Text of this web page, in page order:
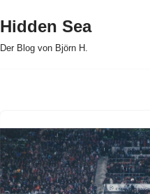
Hidden Sea
Der Blog von Björn H.